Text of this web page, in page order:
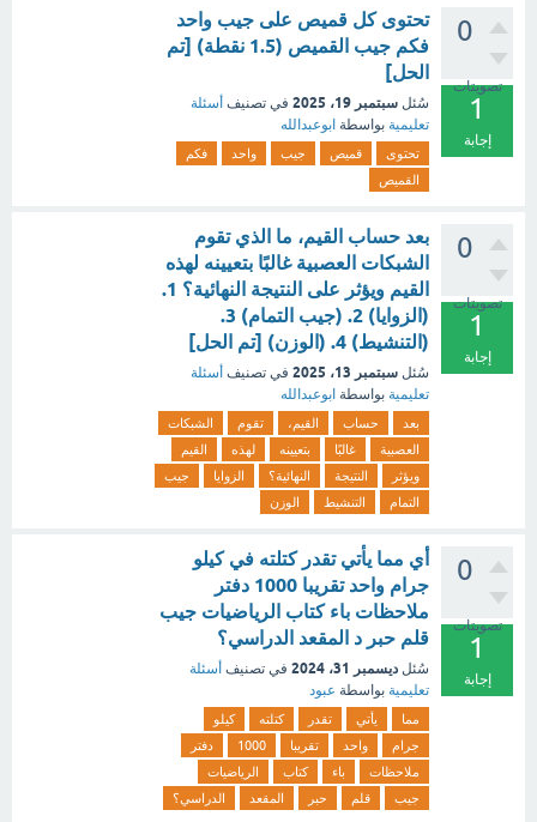
0
تصويتات
1
إجابة
تحتوى كل قميص على جيب واحد
فكم جيب القميص (1.5 نقطة) [تم
الحل]
سُئل سبتمبر 19، 2025 في تصنيف أسئلة
تعليمية بواسطة ابوعبدالله
تحتوى قميص جيب واحد
فكم
القميص
0
تصويتات
1
إجابة
بعد حساب القيم، ما الذي تقوم
الشبكات العصبية غالبًا بتعيينه لهذه
القيم ويؤثر على النتيجة النهائية؟ 1.
(الزوايا) 2. (جيب التمام) 3.
(التنشيط) 4. (الوزن) [تم الحل]
سُئل سبتمبر 13، 2025 في تصنيف أسئلة
تعليمية بواسطة ابوعبدالله
بعد حساب القيم، تقوم
الشبكات
العصبية
غالبًا بتعيينه لهذه
القيم
ويؤثر
النتيجة النهائية؟ الزوايا
جيب
التمام
التنشيط الوزن
0
تصويتات
1
إجابة
‏أي مما يأتي تقدر كتلته في كيلو
جرام واحد تقريبا 1000 دفتر
ملاحظات باء كتاب الرياضيات جيب
قلم حبر د المقعد الدراسي؟
سُئل ديسمبر 31، 2024 في تصنيف أسئلة
تعليمية بواسطة عبود
مما يأتي تقدر كتلته
كيلو
جرام
واحد تقريبا 1000
دفتر
ملاحظات
باء كتاب
الرياضيات
جيب
قلم حبر المقعد الدراسي؟